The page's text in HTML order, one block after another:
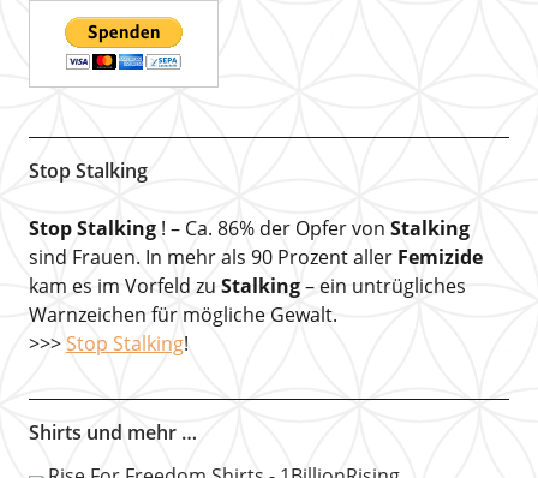
Stop Stalking
Stop Stalking! – Ca. 86% der Opfer von Stalking
sind Frauen. In mehr als 90 Prozent aller Femizide
kam es im Vorfeld zu Stalking– ein untrügliches
Warnzeichen für mögliche Gewalt.
>>> Stop Stalking!
Shirts und mehr …